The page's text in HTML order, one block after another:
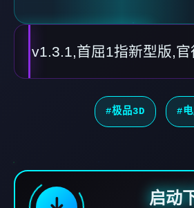
v1.3.1,首屈1指新型版,
#极品3D #
启动